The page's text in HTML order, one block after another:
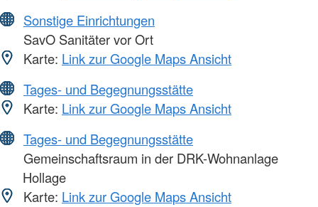
Sonstige Einrichtungen
SavO Sanitäter vor Ort
Karte: Link zur Google Maps Ansicht
Tages- und Begegnungsstätte
Karte: Link zur Google Maps Ansicht
Tages- und Begegnungsstätte
Gemeinschaftsraum in der DRK-Wohnanlage
Hollage
Karte: Link zur Google Maps Ansicht